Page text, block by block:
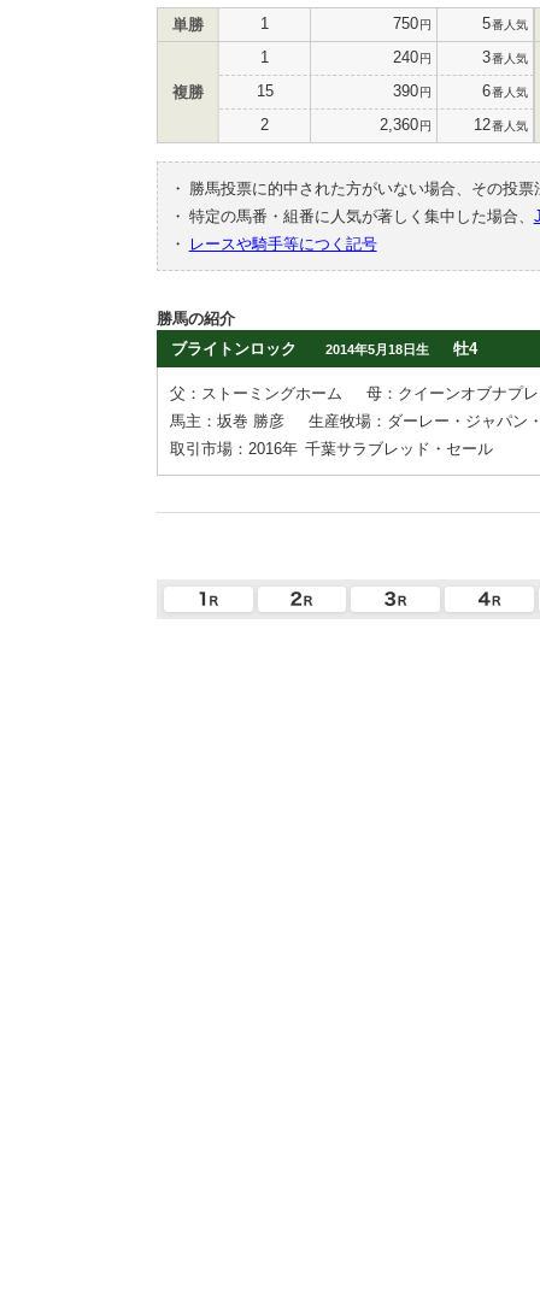
単勝 1 750円 5番人気
複勝
1 240円 3番人気
15 390円 6番人気
2 2,360円 12番人気
・
勝馬投票に的中された方がいない場合、その投
・ 特定の馬番・組番に人気が著しく集中した場合、
・
レースや騎手等につく記号
勝馬の紹介
ブライトンロック
2014年5月18日生 牡4
父：ストーミングホーム
母：クイーンオブナプ
馬主：坂巻 勝彦
生産牧場：ダーレー・ジャパン
取引市場：2016年 千葉サラブレッド・セール